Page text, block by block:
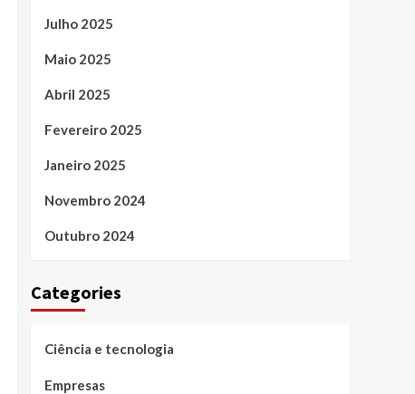
Julho 2025
Maio 2025
Abril 2025
Fevereiro 2025
Janeiro 2025
Novembro 2024
Outubro 2024
Categories
Ciência e tecnologia
Empresas